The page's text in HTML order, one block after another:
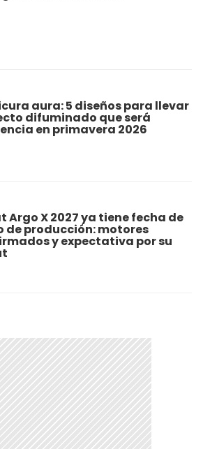
aura: 5 diseños para llevar
difuminado que será
en primavera 2026
Argo X 2027 ya tiene fecha de
de producción: motores
y expectativa por su